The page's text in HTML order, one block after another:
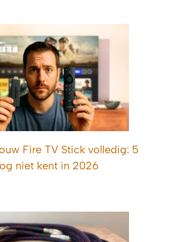
Fire TV Stick volledig: 5
niet kent in 2026